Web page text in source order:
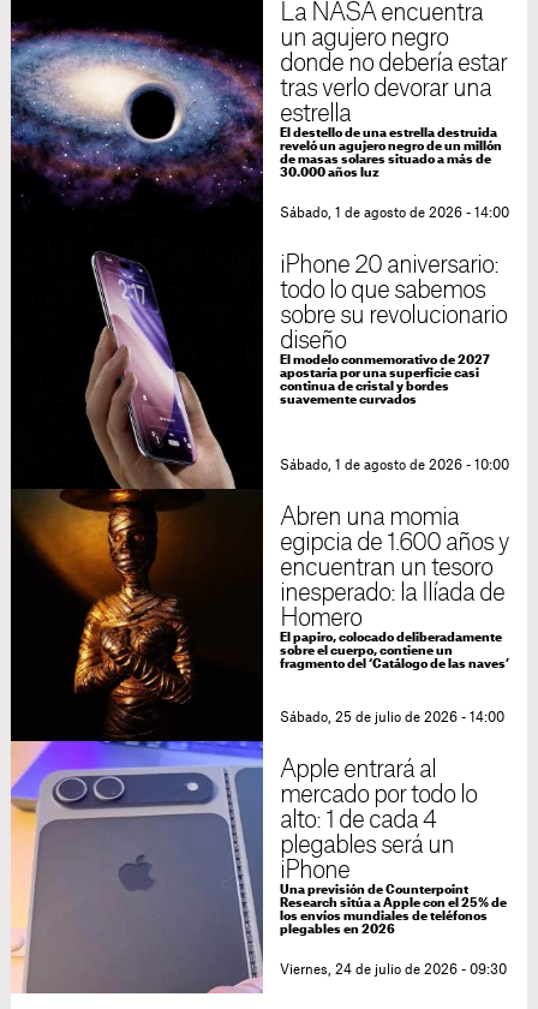
La NASA encuentra
un agujero negro
donde no debería estar
tras verlo devorar una
estrella
El destello de una estrella destruida
reveló un agujero negro de un millón
de masas solares situado a más de
30.000 años luz
Sábado, 1 de agosto de 2026 - 14:00
iPhone 20 aniversario:
todo lo que sabemos
sobre su revolucionario
diseño
El modelo conmemorativo de 2027
apostaría por una superficie casi
continua de cristal y bordes
suavemente curvados
Sábado, 1 de agosto de 2026 - 10:00
Abren una momia
egipcia de 1.600 años y
encuentran un tesoro
inesperado: la Ilíada de
Homero
El papiro, colocado deliberadamente
sobre el cuerpo, contiene un
fragmento del ‘Catálogo de las naves’
Sábado, 25 de julio de 2026 - 14:00
Apple entrará al
mercado por todo lo
alto: 1 de cada 4
plegables será un
iPhone
Una previsión de Counterpoint
Research sitúa a Apple con el 25% de
los envíos mundiales de teléfonos
plegables en 2026
Viernes, 24 de julio de 2026 - 09:30